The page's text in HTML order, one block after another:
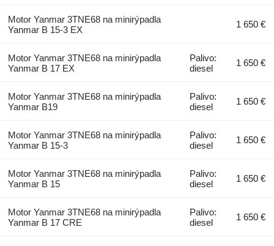
Motor Yanmar 3TNE68 na minirýpadla
Yanmar B 15-3 EX
1 650 €
Motor Yanmar 3TNE68 na minirýpadla
Yanmar B 17 EX
Palivo:
diesel
1 650 €
Motor Yanmar 3TNE68 na minirýpadla
Yanmar B19
Palivo:
diesel
1 650 €
Motor Yanmar 3TNE68 na minirýpadla
Yanmar B 15-3
Palivo:
diesel
1 650 €
Motor Yanmar 3TNE68 na minirýpadla
Yanmar B 15
Palivo:
diesel
1 650 €
Motor Yanmar 3TNE68 na minirýpadla
Yanmar B 17 CRE
Palivo:
diesel
1 650 €